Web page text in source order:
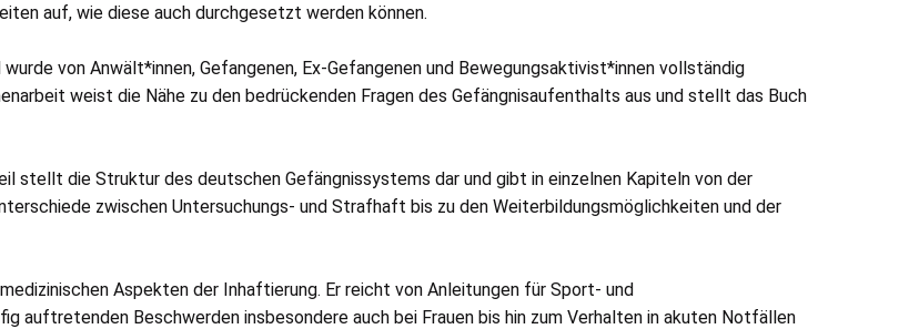
auf, wie diese auch durchgesetzt werden können.
von Anwält*innen, Gefangenen, Ex-Gefangenen und Bewegungsaktivist*innen vollständig
weist die Nähe zu den bedrückenden Fragen des Gefängnisaufenthalts aus und stellt das Buch
stellt die Struktur des deutschen Gefängnissystems dar und gibt in einzelnen Kapiteln von der
zwischen Untersuchungs- und Strafhaft bis zu den Weiterbildungsmöglichkeiten und der
Aspekten der Inhaftierung. Er reicht von Anleitungen für Sport- und
auftretenden Beschwerden insbesondere auch bei Frauen bis hin zum Verhalten in akuten Notfällen